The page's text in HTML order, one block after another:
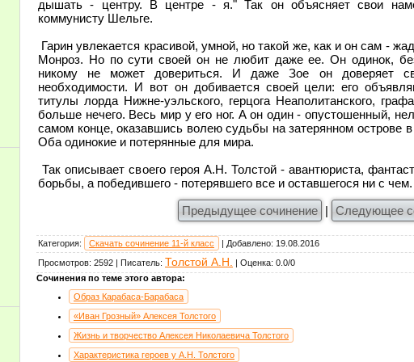
дышать - центру. В центре - я." Так он объясняет свои
коммунисту Шельге.
Гарин увлекается красивой, умной, но такой же, как и он сам -
Монроз. Но по сути своей он не любит даже ее. Он одинок,
никому не может довериться. И даже Зое он доверяет
необходимости. И вот он добивается своей цели: его
титулы лорда Нижне-уэльского, герцога Неаполитанского,
больше нечего. Весь мир у его ног. А он один - опустошенный,
самом конце, оказавшись волею судьбы на затерянном острове
Оба одинокие и потерянные для мира.
Так описывает своего героя А.Н. Толстой - авантюриста,
борьбы, а победившего - потерявшего все и оставшегося ни с чем.
Предыдущее сочинение
| Следующее
Категория: Скачать сочинение 11-й класс Добавлено: 19.08.2016
Просмотров: 2592 Писатель: Толстой А.Н. Оценка: 0.0/0
Сочинения по теме этого автора:
Образ Карабаса-Барабаса
«Иван Грозный» Алексея Толстого
Жизнь и творчество Алексея Николаевича Толстого
Характеристика героев у А.Н. Толстого